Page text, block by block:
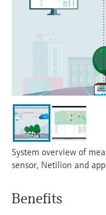
产品工具
通过产品筛选，选择
通过产品特性查找适当的
系统组件。
Applicator 选型和计
通过应用参数查找、选择
Device Viewer
备件查找工具
阻旋料位开关
伺服液位测量
机电式物位测量
微波限位栅物位测量
Level measurement
选购全部
污泥界面传感器和变
营养盐分析仪和传
金属分析仪
光度计
微波传输测量原理
Memosens数字技术
选购全部
多点温度计
超高探测器
所有行业的关注
工业领域的可持续
数字化驱动流程工业
决策级过程透明度，
System overview of
sensor, Netilion and app
Benefits